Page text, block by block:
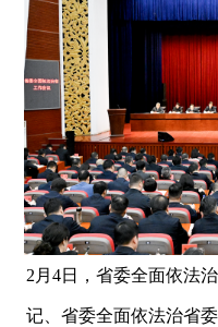
2月4日，省委全面依法
记、省委全面依法治省